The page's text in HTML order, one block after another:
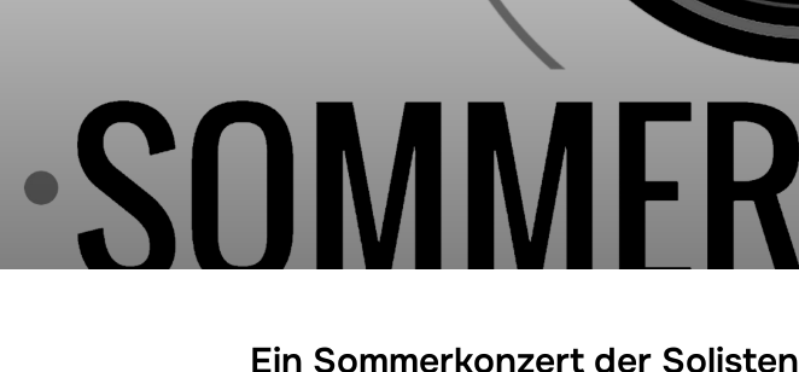
Ein Sommerkonzert der Solisten